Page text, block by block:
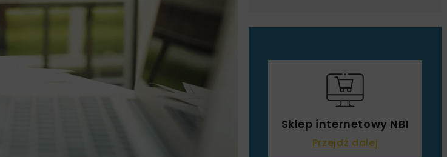
Sklep internetowy NBI
Przejdź dalej